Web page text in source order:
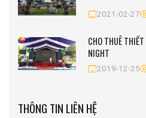
2021-02-27
CHO THUÊ
NIGHT
2019-12-25
THÔNG TIN LIÊN HỆ